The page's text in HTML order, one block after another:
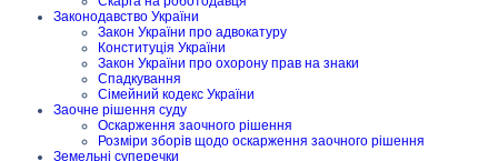
Законодавство України
Закон України про адвокатуру
Конституція України
Закон України про охорону прав на знаки
Спадкування
Сімейний кодекс України
Заочне рішення суду
Оскарження заочного рішення
Розміри зборів щодо оскарження заочного рішення
Земельні суперечки